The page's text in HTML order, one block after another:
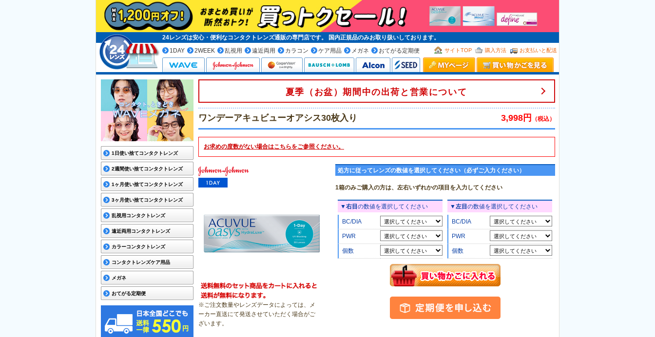
24レンズは安心・便利なコンタクトレンズ通販の専門店です。 国内正規品のみお取り扱いしております。
1DAY
2WEEK 乱視用 遠近両用 カラコン ケア用品 メガネ おてがる定期便 サイトTOP 購入方法 お支払いと配送
1日使い捨てコンタクトレンズ
2週間使い捨てコンタクトレンズ
1ヶ月使い捨てコンタクトレンズ
3ヶ月使い捨てコンタクトレンズ
乱視用コンタクトレンズ
遠近両用コンタクトレンズ
カラーコンタクトレンズ
コンタクトレンズケア用品
メガネ
おてがる定期便
夏季（お盆）期間中の出荷と営業について
ワンデーアキュビューオアシス30枚入り 3,998円 （税込）
お求めの度数がない場合はこちらをご参照ください。
※ご注文数量やレンズデータによっては、メ
ーカー直送にて発送させていただく場合がご
ざいます。
処方に従ってレンズの数値を選択してください（必ずご入力ください）
1箱のみご購入の方は、左右いずれかの項目を入力してください
▼右目の数値を選択してください
BC/DIA
PWR
個数
▼左目の数値を選択してください
BC/DIA
PWR
個数